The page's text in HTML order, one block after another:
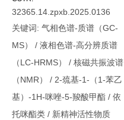
32365.14.zpxb.2025.0136
关键词: 气相色谱-质谱（GC-
MS）
/ 液相色谱-高分辨质谱
（LC-HRMS）
/ 核磁共振波谱
（NMR）
/ 2-巯基-1-（1-苯乙
基）-1H-咪唑-5-羧酸甲酯 / 依
托咪酯类 / 新精神活性物质